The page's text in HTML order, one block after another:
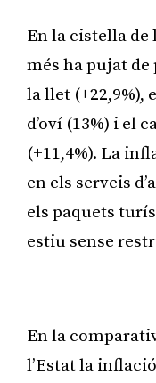
En la cistella de
més ha pujat de
la llet (+22,9%),
d’oví (13%) i el
(+11,4%). La
en els serveis
els paquets
estiu sense
En la
l’Estat la